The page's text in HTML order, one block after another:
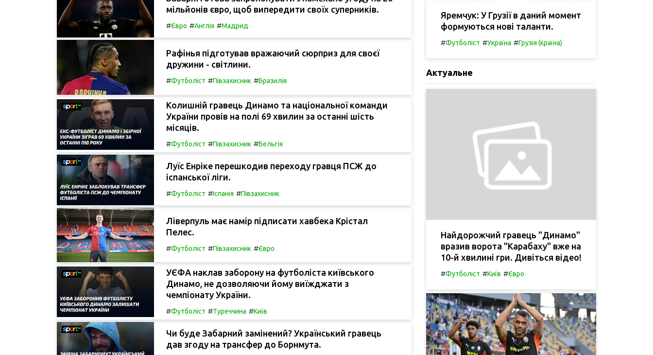
мільйонів євро, щоб випередити своїх суперників.
#Євро #Англія #Мадрид
Рафінья підготував вражаючий сюрприз для своєї
дружини - світлини.
#Футболіст #Півзахисник #Бразилія
Колишній гравець Динамо та національної команди
України провів на полі 69 хвилин за останні шість
місяців.
#Футболіст #Півзахисник #Бельгія
Луїс Енріке перешкодив переходу гравця ПСЖ до
іспанської ліги.
#Футболіст #Іспанія #Півзахисник
Ліверпуль має намір підписати хавбека Крістал
Пелес.
#Футболіст #Півзахисник #Євро
УЄФА наклав заборону на футболіста київського
Динамо, не дозволяючи йому виїжджати з
чемпіонату України.
#Футболіст #Туреччина #Київ
Чи буде Забарний замінений? Український гравець
дав згоду на трансфер до Борнмута.
Яремчук: У Грузії в даний момент
формуються нові таланти.
#Футболіст #Україна #Грузія (країна)
Актуальне
Найдорожчий гравець "Динамо"
вразив ворота "Карабаху" вже на
10-й хвилині гри. Дивіться відео!
#Футболіст #Київ #Євро